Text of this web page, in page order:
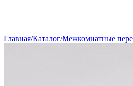
Главная/Каталог/Межкомнатные